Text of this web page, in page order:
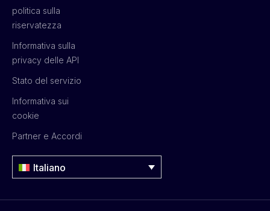
politica sulla
riservatezza
Informativa sulla
privacy delle API
Stato del servizio
Informativa sui
cookie
Partner e Accordi
Italiano